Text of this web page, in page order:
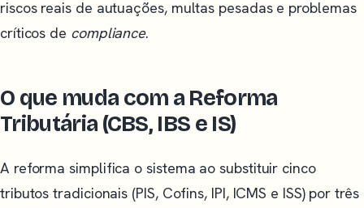
riscos reais de autuações, multas pesadas e problemas
críticos de compliance.
O que muda com a Reforma
Tributária (CBS, IBS e IS)
A reforma simplifica o sistema ao substituir cinco
tributos tradicionais (PIS, Cofins, IPI, ICMS e ISS) por três